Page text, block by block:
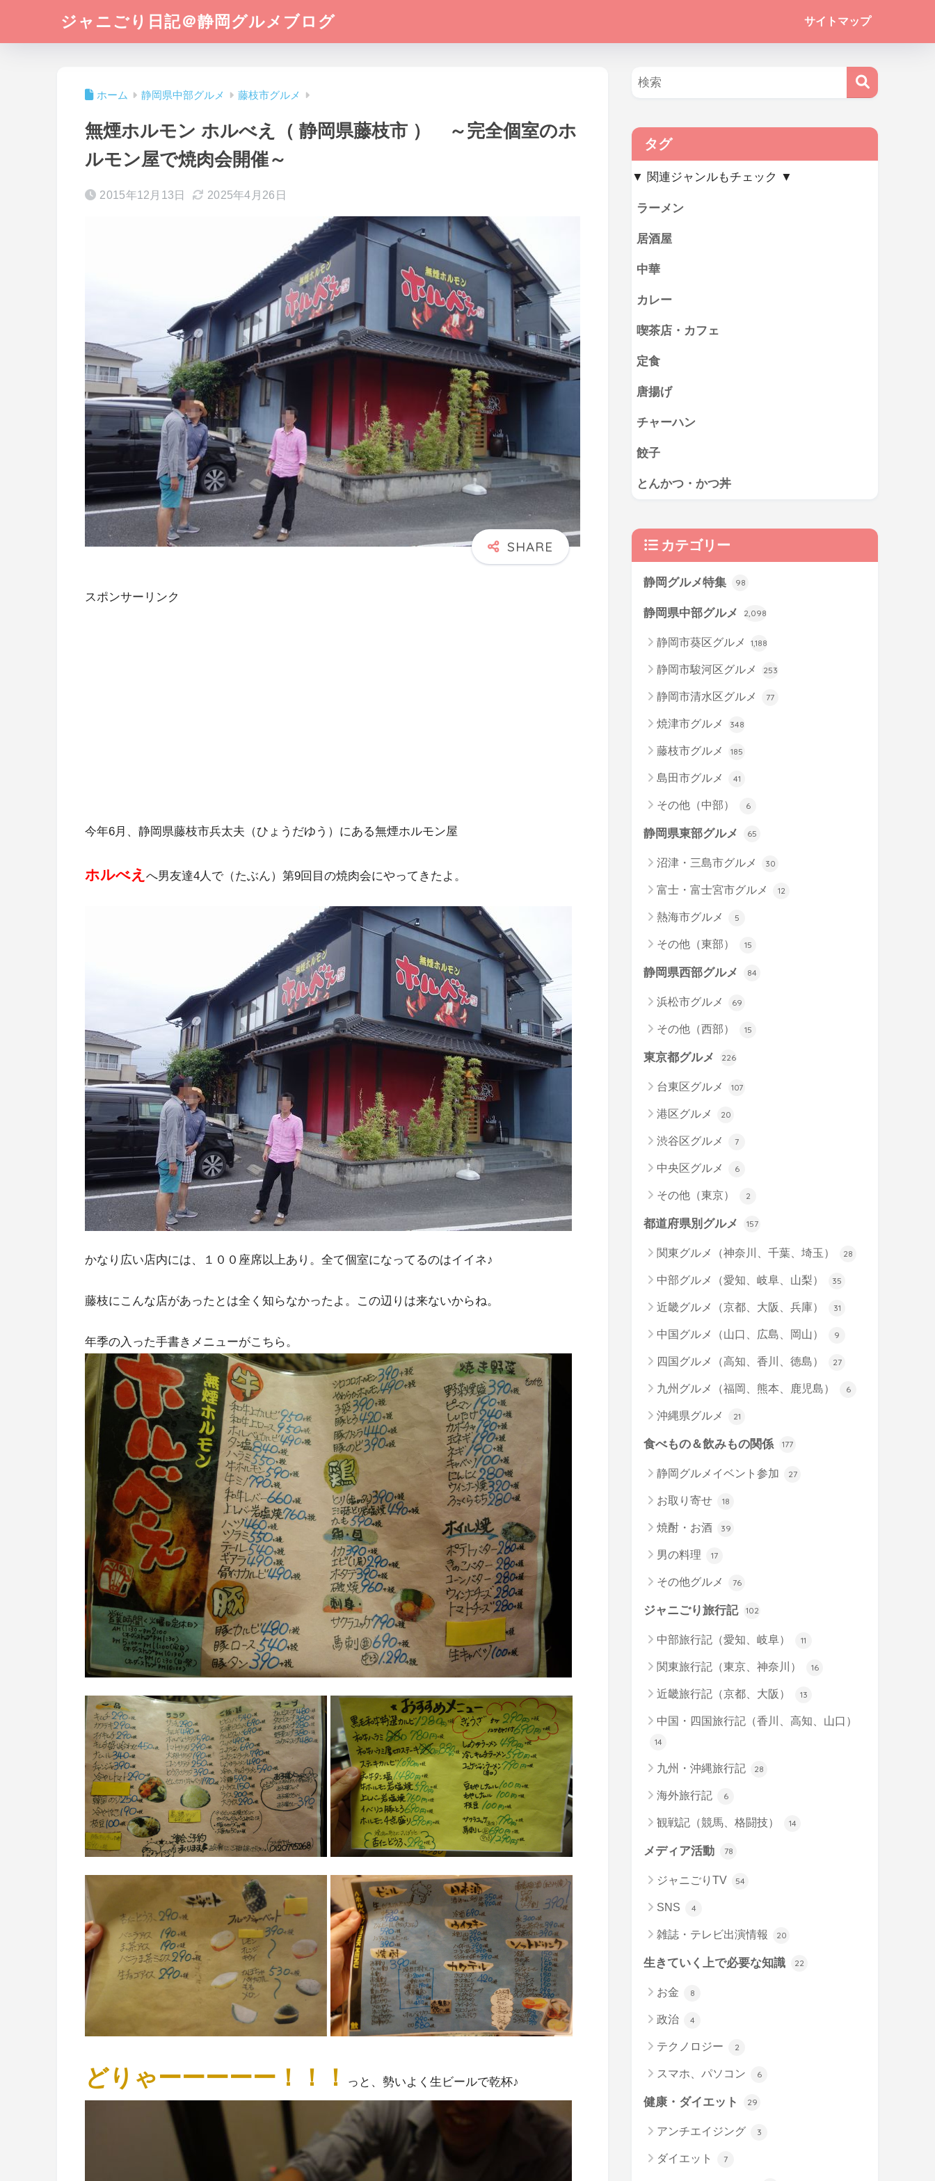
ジャニごり日記＠静岡グルメブログ サイトマップ
ホーム 静岡県中部グルメ 藤枝市グルメ
無煙ホルモン ホルべえ（ 静岡県藤枝市 ） ～完全個室のホ
ルモン屋で焼肉会開催～
2015年12月13日 2025年4月26日
スポンサーリンク
今年6月、静岡県藤枝市兵太夫（ひょうだゆう）にある無煙ホルモン屋
ホルべえ へ男友達4人で（たぶん）第9回目の焼肉会にやってきたよ。
かなり広い店内には、１００座席以上あり。全て個室になってるのはイイネ♪
藤枝にこんな店があったとは全く知らなかったよ。この辺りは来ないからね。
年季の入った手書きメニューがこちら。
どりゃーーーーー！！！ っと、勢いよく生ビールで乾杯♪
タグ
▼ 関連ジャンルもチェック ▼
ラーメン
居酒屋
中華
カレー
喫茶店・カフェ
定食
唐揚げ
チャーハン
餃子
とんかつ・かつ丼
カテゴリー
静岡グルメ特集 98
静岡県中部グルメ 2,098
静岡市葵区グルメ 1,188
静岡市駿河区グルメ 253
静岡市清水区グルメ 77
焼津市グルメ 348
藤枝市グルメ 185
島田市グルメ 41
その他（中部） 6
静岡県東部グルメ 65
沼津・三島市グルメ 30
富士・富士宮市グルメ 12
熱海市グルメ 5
その他（東部） 15
静岡県西部グルメ 84
浜松市グルメ 69
その他（西部） 15
東京都グルメ 226
台東区グルメ 107
港区グルメ 20
渋谷区グルメ 7
中央区グルメ 6
その他（東京） 2
都道府県別グルメ 157
関東グルメ（神奈川、千葉、埼玉） 28
中部グルメ（愛知、岐阜、山梨） 35
近畿グルメ（京都、大阪、兵庫） 31
中国グルメ（山口、広島、岡山） 9
四国グルメ（高知、香川、徳島） 27
九州グルメ（福岡、熊本、鹿児島） 6
沖縄県グルメ 21
食べもの＆飲みもの関係 177
静岡グルメイベント参加 27
お取り寄せ 18
焼酎・お酒 39
男の料理 17
その他グルメ 76
ジャニごり旅行記 102
中部旅行記（愛知、岐阜） 11
関東旅行記（東京、神奈川） 16
近畿旅行記（京都、大阪） 13
中国・四国旅行記（香川、高知、山口）
14
九州・沖縄旅行記 28
海外旅行記 6
観戦記（競馬、格闘技） 14
メディア活動 78
ジャニごりTV 54
SNS 4
雑誌・テレビ出演情報 20
生きていく上で必要な知識 22
お金 8
政治 4
テクノロジー 2
スマホ、パソコン 6
健康・ダイエット 29
アンチエイジング 3
ダイエット 7